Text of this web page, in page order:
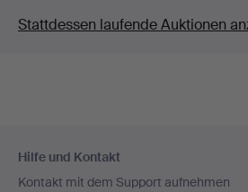
Stattdessen laufende Auktionen
Navigation
Hilfe und Kontakt
Kontakt mit dem Support aufnehmen